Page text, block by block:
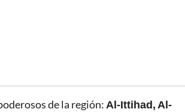
de la región: Al-Ittihad, Al-